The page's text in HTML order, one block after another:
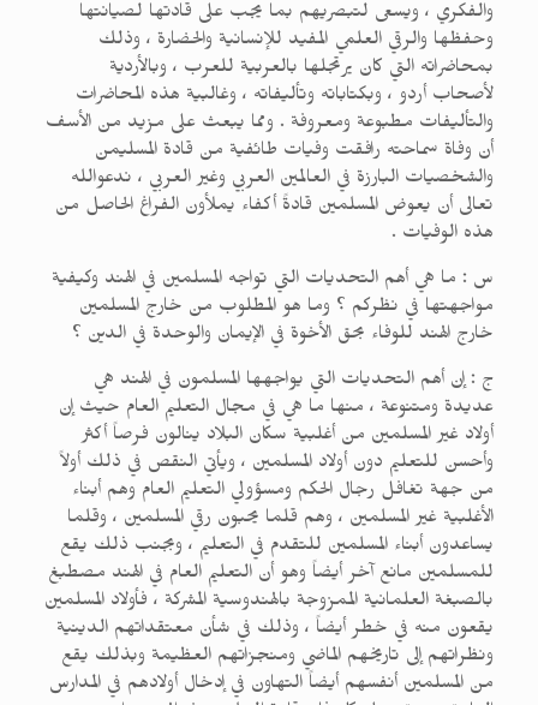
والفكري ، ويسعى لتبصريهم بما يجب على قادتها لصيانتها
وحفظها والرقي العلمي المفيد للإنسانية والحضارة ، وذلك
بمحاضراته التي كان يرتجلها بالعربية للعرب ، وبالأردية
لأصحاب أردو ، وبكتاباته وتأليفاته ، وغالبية هذه المحاضرات
والتأليفات مطبوعة ومعروفة . ومما يبعث على مزيد من الأسف
أن وفاة سماحته رافقت وفيات طائفية من قادة المسليمن
والشخصيات البارزة في العالمين العربي وغير العربي ، ندعوالله
تعالى أن يعوض المسلمين قادةً أكفاء يملأون الفراغ الحاصل من
هذه الوفيات .
س : ما هي أهم التحديات التي تواجه المسلمين في الهند وكيفية
مواجهتها في نظركم ؟ وما هو المطلوب من خارج المسلمين
خارج الهند للوفاء بحق الأخوة في الإيمان والوحدة في الدين ؟
ج : إن أهم التحديات التي يواجهها المسلمون في الهند هي
عديدة ومتنوعة ، منها ما هي في مجال التعليم العام حيث إن
أولاد غير المسلمين من أغلبية سكان البلاد ينالون فرصاً أكثر
وأحسن للتعليم دون أولاد المسلمين ، ويأتي النقص في ذلك أولاً
من جهة تغافل رجال الحكم ومسؤولي التعليم العام وهم أبناء
الأغلبية غير المسلمين ، وهم قلما يحبون رقي المسلمين ، وقلما
يساعدون أبناء المسلمين للتقدم في التعليم ، وبجنب ذلك يقع
للمسلمين مانع آخر أيضاً وهو أن التعليم العام في الهند مصطبغ
بالصبغة العلمانية الممزوجة بالهندوسية المشركة ، فأولاد المسلمين
يقعون منه في خطر أيضاً ، وذلك في شأن معتقداتهم الدينية
ونظراتهم إلى تاريخهم الماضي ومنجزاتهم العظيمة وبذلك يقع
من المسلمين أنفسهم أيضاً التهاون في إدخال أولادهم في المدارس